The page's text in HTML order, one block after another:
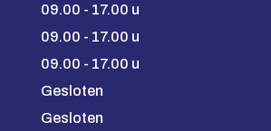
09.00 - 17.00 u
09.00 - 17.00 u
09.00 - 17.00 u
Gesloten
Gesloten